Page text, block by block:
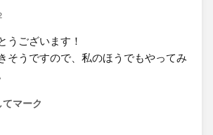
うございます！
そうですので、私のほうでもやってみ
マーク